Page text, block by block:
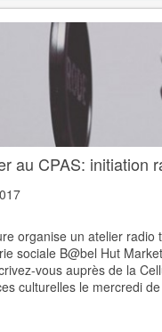
au CPAS: initiation
organise un atelier radio
sociale B@bel Hut
vous auprès de la
culturelles le mercredi